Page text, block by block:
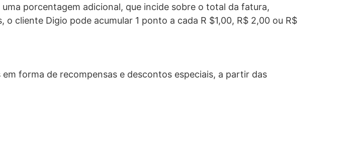
porcentagem adicional, que incide sobre o total da fatura,
cliente Digio pode acumular 1 ponto a cada R $1,00, R$ 2,00 ou R$
forma de recompensas e descontos especiais, a partir das